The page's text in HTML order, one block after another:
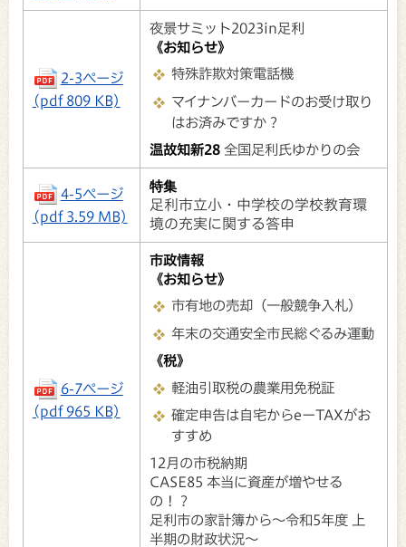
2-3ページ
(pdf 809 KB)
夜景サミット2023in足利
《お知らせ》
特殊詐欺対策電話機
マイナンバーカードのお受け取り
はお済みですか？
温故知新28 全国足利氏ゆかりの会
4-5ページ
(pdf 3.59 MB)
特集
足利市立小・中学校の学校教育環
境の充実に関する答申
6-7ページ
(pdf 965 KB)
市政情報
《お知らせ》
市有地の売却（一般競争入札）
年末の交通安全市民総ぐるみ運動
《税》
軽油引取税の農業用免税証
確定申告は自宅からeーTAXがお
すすめ
12月の市税納期
CASE85 本当に資産が増やせる
の！？
足利市の家計簿から～令和5年度 上
半期の財政状況～